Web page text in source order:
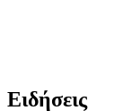
Ειδήσεις